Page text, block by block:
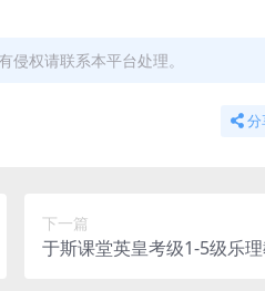
权请联系本平台处理。
分
下一篇
于斯课堂英皇考级1-5级乐